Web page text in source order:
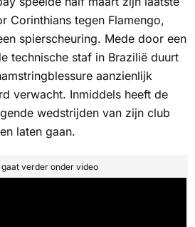
Corinthians tegen Flamengo,
spierscheuring. Mede door een
technische staf in Brazilië duurt
aanzienlijk
verwacht. Inmiddels heeft de
wedstrijden van zijn club
laten gaan.
verder onder video